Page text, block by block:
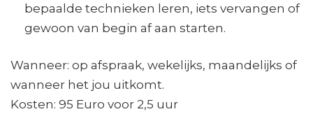
bepaalde technieken leren, iets vervangen of
gewoon van begin af aan starten.
Wanneer: op afspraak, wekelijks, maandelijks of
wanneer het jou uitkomt.
Kosten: 95 Euro voor 2,5 uur